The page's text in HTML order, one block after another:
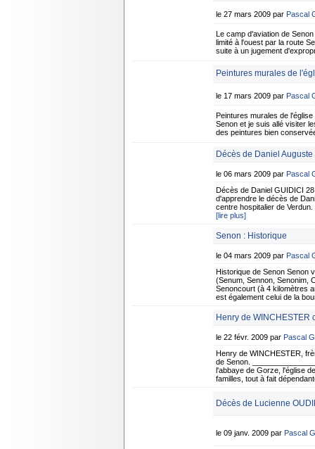
le 27 mars 2009 par Pascal
Le camp d'aviation de
limité à l'ouest par la route
suite à un jugement
Peintures murales de
le 17 mars 2009 par Pascal
Peintures murales de
Senon et je suis allé visiter
des peintures bien
Décès de Daniel
le 06 mars 2009 par Pascal
Décès de Daniel GUIDICI
d'apprendre le décès de
centre hospitalier de
[lire plus]
Senon : Historique
le 04 mars 2009 par Pascal
Historique de Senon Senon
(Senum, Sennon, Senonim,
Senoncourt (à 4 kilomètres
est également celui de la
Henry de
le 22 févr. 2009 par Pascal
Henry de WINCHESTER,
de Senon.
l'abbaye de Gorze, l'église
familles, tout à fait
Décès de Lucienne
le 09 janv. 2009 par Pascal